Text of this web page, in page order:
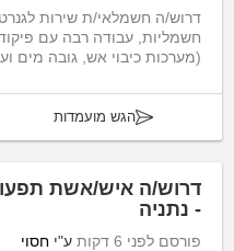
דרוש/ה חשמלאי/ת שירות
חשמליות, עבודה רבה עם
(מערכות כיבוי אש, גובה מים ועוד). מדובר
הגש מועמדות
דרוש/ה איש/אשת
- נתניה
פורסם לפני 6 דקות ע"י חסוי